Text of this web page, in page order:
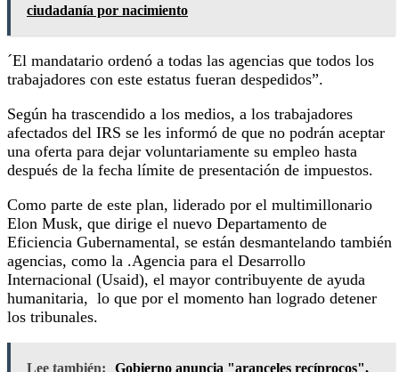
ciudadanía por nacimiento
´El mandatario ordenó a todas las agencias que todos los
trabajadores con este estatus fueran despedidos”.
Según ha trascendido a los medios, a los trabajadores
afectados del IRS se les informó de que no podrán aceptar
una oferta para dejar voluntariamente su empleo hasta
después de la fecha límite de presentación de impuestos.
Como parte de este plan, liderado por el multimillonario
Elon Musk, que dirige el nuevo Departamento de
Eficiencia Gubernamental, se están desmantelando también
agencias, como la .Agencia para el Desarrollo
Internacional (Usaid), el mayor contribuyente de ayuda
humanitaria, lo que por el momento han logrado detener
los tribunales.
Lee también:
Gobierno anuncia "aranceles recíprocos",